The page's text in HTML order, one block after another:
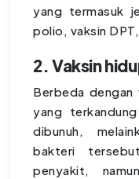
yang termasuk
polio, vaksin
2. Vaksin
Berbeda
yang
dibunuh,
bakteri
penyakit,